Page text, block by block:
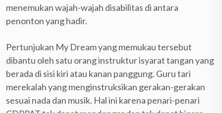
menemukan wajah-wajah disabilitas di antara
penonton yang hadir.
Pertunjukan My Dream yang memukau tersebut
dibantu oleh satu orang instruktur isyarat tangan yang
berada di sisi kiri atau kanan panggung. Guru tari
merekalah yang menginstruksikan gerakan-gerakan
sesuai nada dan musik. Hal ini karena penari-penari